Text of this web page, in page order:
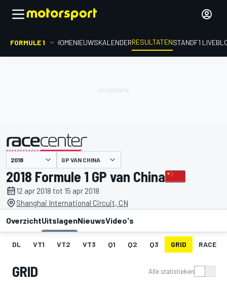
FORMULE 1 HOMENIEUWSKALENDERRESULTATENSTANDF1
gepresenteerd door GP VAN CHINA
2018 Formule 1 GP van China
12 apr 2018 tot 15 apr 2018
Shanghai International Circuit, CN
OverzichtUitslagenNieuwsVideo's
DL VT1 VT2 VT3 Q1 Q2 Q3 GRID RACE
GRID Alle statistieken